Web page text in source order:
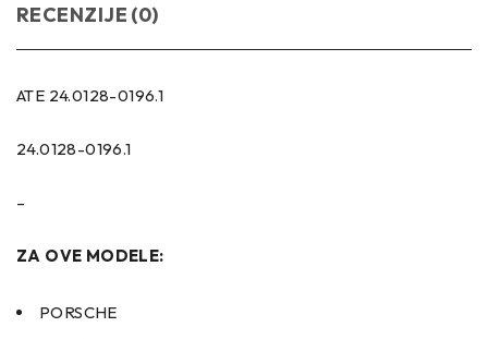
RECENZIJE (0)
ATE 24.0128-0196.1
24.0128-0196.1
–
ZA OVE MODELE:
PORSCHE